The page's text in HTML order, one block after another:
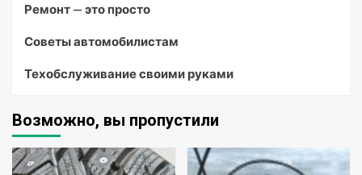
Ремонт — это просто
Советы автомобилистам
Техобслуживание своими руками
Возможно, вы пропустили